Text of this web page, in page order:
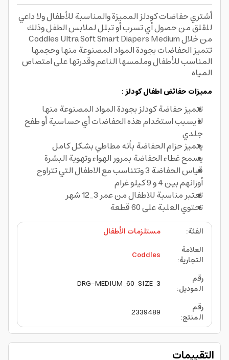
أشتري حفاضات كودلز المميزة والمناسبة للأطفال ولا داعي
للقلق من حصول أي تسرب أو تبلل لملابس الطفل وذلك
من خلال Coddles Ultra Soft Smart Diapers Medium
تتميز الحفاضات بجودة المواد المصنوعة منها وحجمها
المناسب للأطفال وملمسها الناعم وقدرتها على امتصاص
المياه
مميزات حفائض اطفال كودلز :
تتميز حفاضة كودلز بجودة المواد المصنوعة منها
لا يسبب استخدام هذه الحفاضات أي حساسية أو طفح
جلدي
يتميز حزام الحفاضة بأنه مطاطي بشكل كامل
يسمح غطاء الحفاضة بمرور الهواء وتهوية البشرة
قياس الحفاضة 3 وتتناسب مع الاطفال التي تتراوح
أوزانهم بين 4 و 9 كيلو غرام
تعتبر مناسبة للاطفال من عمر 3_12 شهر
تحتوي العلبة على 60 قطعة
الفئة:
مستلزمات الأطفال
العلامة
التجارية:
Coddles
رقم
الموديل:
DRG-MEDIUM_60_SIZE_3
رقم
المنتج:
2339489
التقييمات